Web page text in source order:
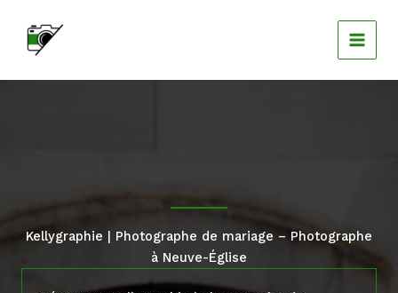
contenu
Kellygraphie | Photographe de mariage – Photographe
à Neuve-Église